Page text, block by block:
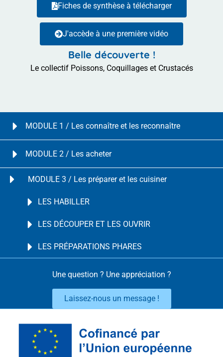
MODULE 1 / Les connaître et les reconnaître
MODULE 2 / Les acheter
MODULE 3 / Les préparer et les cuisiner
LES HABILLER
LES DÉCOUPER ET LES OUVRIR
LES PRÉPARATIONS PHARES
Fiches de synthèse à télécharger
J'accède à une première vidéo
Belle découverte !
Le collectif Poissons, Coquillages et Crustacés
Une question ? Une appréciation ?
Laissez-nous un message !